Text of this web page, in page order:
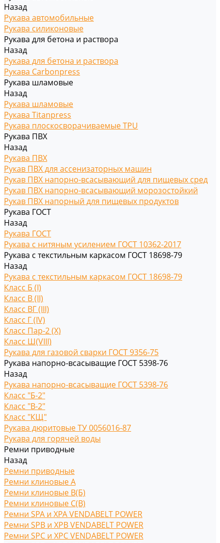
Назад
Рукава автомобильные
Рукава силиконовые
Рукава для бетона и раствора
Назад
Рукава для бетона и раствора
Рукава Carbonpress
Рукава шламовые
Назад
Рукава шламовые
Рукава Titanpress
Рукава плоскосворачиваемые TPU
Рукава ПВХ
Назад
Рукава ПВХ
Рукав ПВХ для ассенизаторных машин
Рукав ПВХ напорно-всасывающий для пищевых сред
Рукав ПВХ напорно-всасывающий морозостойкий
Рукав ПВХ напорный для пищевых продуктов
Рукава ГОСТ
Назад
Рукава ГОСТ
Рукава с нитяным усилением ГОСТ 10362-2017
Рукава с текстильным каркасом ГОСТ 18698-79
Назад
Рукава с текстильным каркасом ГОСТ 18698-79
Класс Б (I)
Класс В (II)
Класс ВГ (III)
Класс Г (IV)
Класс Пар-2 (X)
Класс Ш(VIII)
Рукава для газовой сварки ГОСТ 9356-75
Рукава напорно-всасыващие ГОСТ 5398-76
Назад
Рукава напорно-всасыващие ГОСТ 5398-76
Класс "Б-2"
Класс "В-2"
Класс "КЩ"
Рукава дюритовые ТУ 0056016-87
Рукава для горячей воды
Ремни приводные
Назад
Ремни приводные
Ремни клиновые A
Ремни клиновые В(Б)
Ремни клиновые С(B)
Ремни SPA и XPA VENDABELT POWER
Ремни SPB и XPB VENDABELT POWER
Ремни SPC и XPC VENDABELT POWER